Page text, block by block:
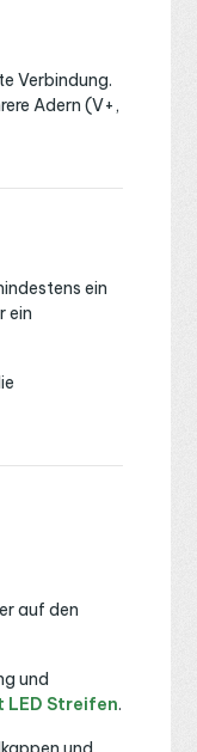
Verbindung.
Adern (V+,
ein
ein
auf den
und
Streifen.